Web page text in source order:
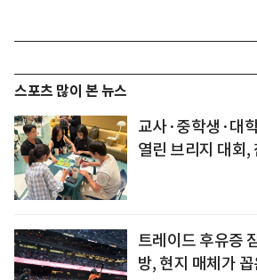
스포츠 많이 본 뉴스
교사·중학생·대
열린 브리지 대회,
트레이드 후유증
방, 현지 매체가